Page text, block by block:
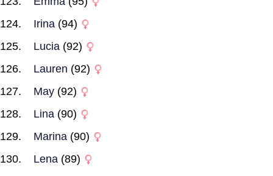
Irina (94)
Lucia (92)
Lauren (92)
May (92)
Lina (90)
Marina (90)
Lena (89)